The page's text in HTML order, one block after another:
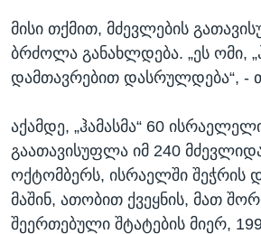
მისი თქმით, მძევლების
ბრძოლა განახლდება. „ეს ომი,
დამთავრებით დასრულდება“, -
აქამდე, „ჰამასმა“ 60
გაათავისუფლა იმ 240
ოქტომბერს, ისრაელში შეჭრის
მაშინ, ათობით ქვეყნის, მათ
შეერთებული შტატების მიერ,